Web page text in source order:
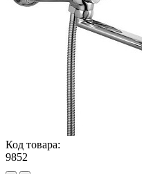
Код товара:
9852